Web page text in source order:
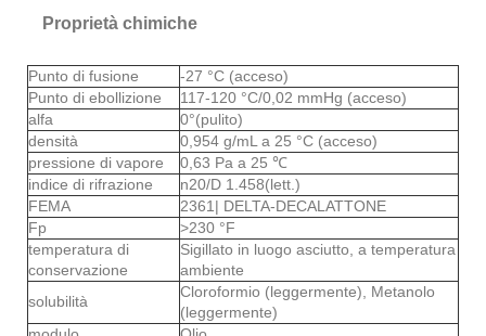
Proprietà chimiche
Punto di fusione
-27 °C (acceso)
Punto di ebollizione
117-120 °C/0,02 mmHg (acceso)
alfa
0°(pulito)
densità
0,954 g/mL a 25 °C (acceso)
pressione di vapore
0,63 Pa a 25 ℃
indice di rifrazione
n20/D 1.458(lett.)
FEMA
2361| DELTA-DECALATTONE
Fp
>230 °F
temperatura di
conservazione
Sigillato in luogo asciutto, a temperatura
ambiente
solubilità
Cloroformio (leggermente), Metanolo
(leggermente)